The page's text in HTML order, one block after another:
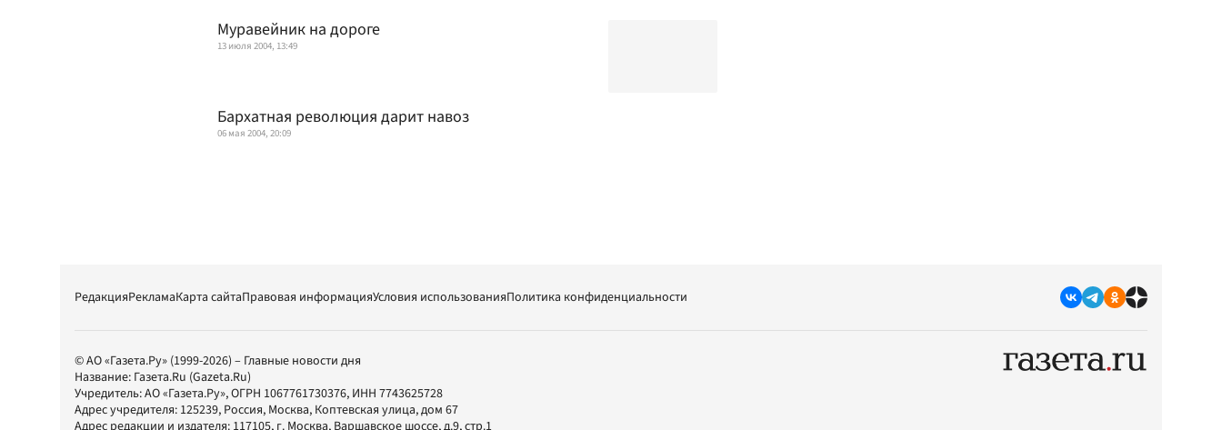
Муравейник на дороге
13 июля 2004, 13:49
Бархатная революция дарит навоз
06 мая 2004, 20:09
РедакцияРекламаКарта сайтаПравовая информацияУсловия использованияПолитика конфиденциальности
© АО «Газета.Ру» (1999-2026) – Главные новости дня
Название: Газета.Ru (Gazeta.Ru)
Учредитель:АО «Газета.Ру», ОГРН 1067761730376, ИНН 7743625728
Адрес учредителя: 125239, Россия, Москва, Коптевская улица, дом 67
Адрес редакции и издателя: 117105, г. Москва, Варшавское шоссе, д.9, стр.1